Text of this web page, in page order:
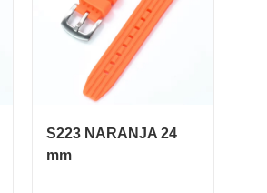
S223 NARANJA 24
mm